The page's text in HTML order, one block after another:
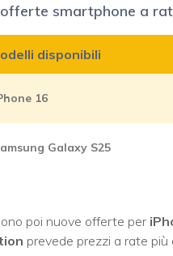
smartphone a
disponibili
16
Galaxy S25
poi nuove offerte per
prevede prezzi a rate più